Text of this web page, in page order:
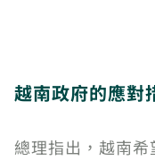
越南政府的應對
總理指出，越南